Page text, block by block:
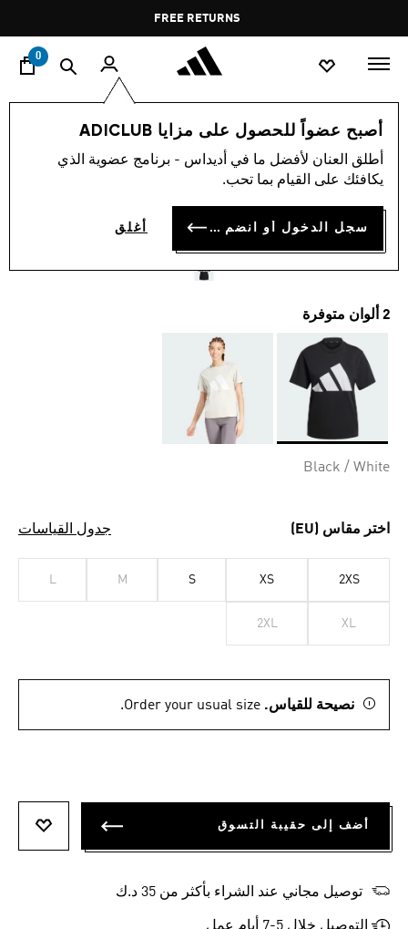
Pause
promotion
rotation
FREE RETURNS
0
أصبح عضواً للحصول على مزايا ADICLUB
أطلق العنان لأفضل ما في أديداس - برنامج عضوية الذي
يكافئك على القيام بما تحب.
سجل الدخول أو انضم الآن أغلق
النساء ملابس
تيشيرت ESSENTIALS BIG
LOGO COTTON
KD 11.25
2 ألوان متوفرة
Black / White
اختر مقاس (EU) جدول القياسات
2XS
XS
S
M
L
XL
2XL
نصيحة للقياس. Order your usual size.
أضف إلى حقيبة التسوق
توصيل مجاني عند الشراء بأكثر من 35 د.ك